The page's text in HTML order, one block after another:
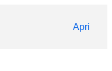
Apri